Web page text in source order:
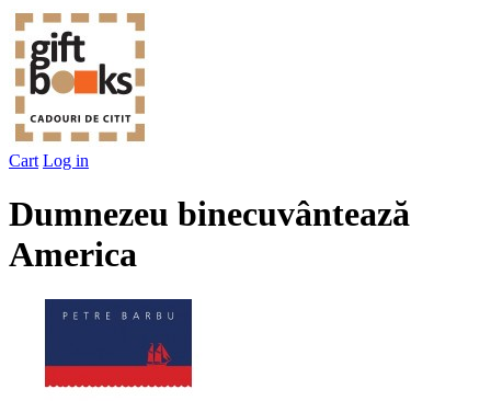
Cart Log in
Dumnezeu binecuvântează
America